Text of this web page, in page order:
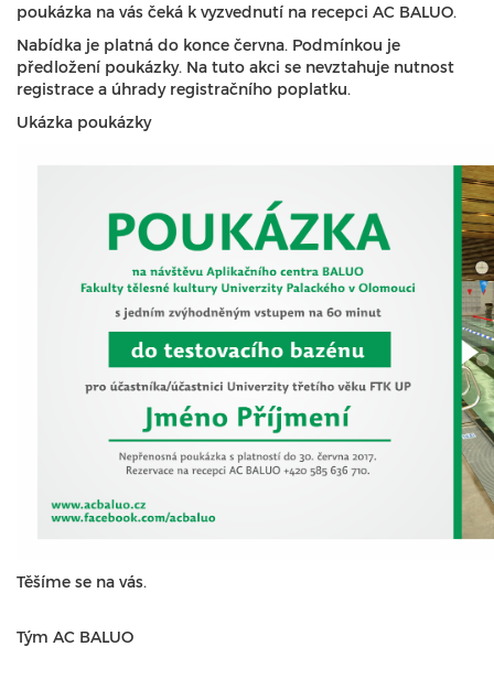
poukázka na vás čeká k vyzvednutí na recepci AC BALUO.
Nabídka je platná do konce června. Podmínkou je
předložení poukázky. Na tuto akci se nevztahuje nutnost
registrace a úhrady registračního poplatku.
Ukázka poukázky
Těšíme se na vás.
Tým AC BALUO